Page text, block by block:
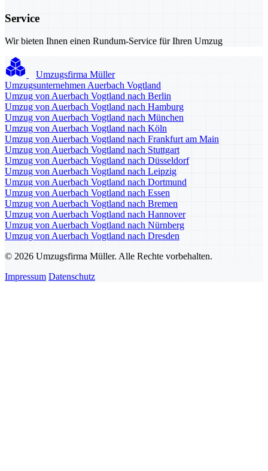
Service
Wir bieten Ihnen einen Rundum-Service für Ihren Umzug
Umzugsfirma Müller
Umzugsunternehmen Auerbach Vogtland
Umzug von Auerbach Vogtland nach Berlin
Umzug von Auerbach Vogtland nach Hamburg
Umzug von Auerbach Vogtland nach München
Umzug von Auerbach Vogtland nach Köln
Umzug von Auerbach Vogtland nach Frankfurt am Main
Umzug von Auerbach Vogtland nach Stuttgart
Umzug von Auerbach Vogtland nach Düsseldorf
Umzug von Auerbach Vogtland nach Leipzig
Umzug von Auerbach Vogtland nach Dortmund
Umzug von Auerbach Vogtland nach Essen
Umzug von Auerbach Vogtland nach Bremen
Umzug von Auerbach Vogtland nach Hannover
Umzug von Auerbach Vogtland nach Nürnberg
Umzug von Auerbach Vogtland nach Dresden
© 2026 Umzugsfirma Müller. Alle Rechte vorbehalten.
Impressum Datenschutz